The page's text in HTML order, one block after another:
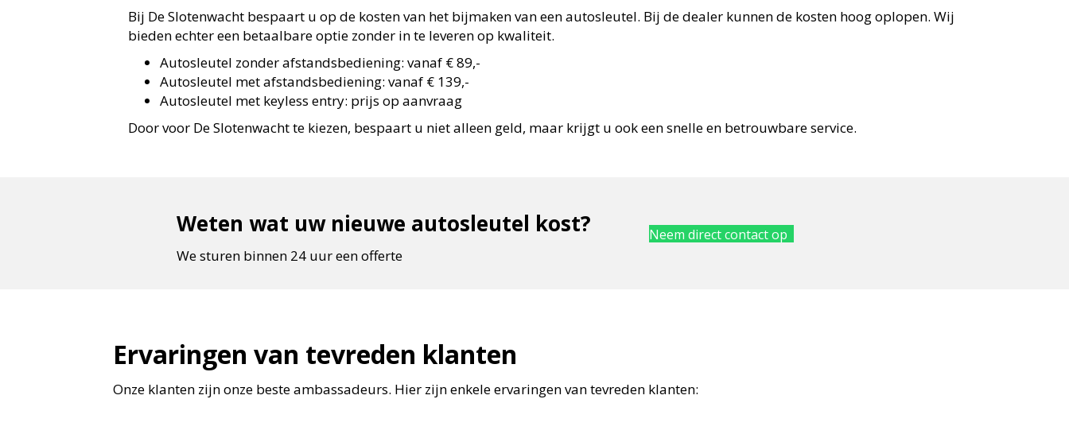
Bij De Slotenwacht bespaart u op de kosten van het bijmaken van een autosleutel. Bij de dealer kunnen de kosten hoog oplopen. Wij
bieden echter een betaalbare optie zonder in te leveren op kwaliteit.
Autosleutel zonder afstandsbediening: vanaf € 89,-
Autosleutel met afstandsbediening: vanaf € 139,-
Autosleutel met keyless entry: prijs op aanvraag
Door voor De Slotenwacht te kiezen, bespaart u niet alleen geld, maar krijgt u ook een snelle en betrouwbare service.
Weten wat uw nieuwe autosleutel kost?
We sturen binnen 24 uur een offerte
Neem direct contact op
Ervaringen van tevreden klanten
Onze klanten zijn onze beste ambassadeurs. Hier zijn enkele ervaringen van tevreden klanten: